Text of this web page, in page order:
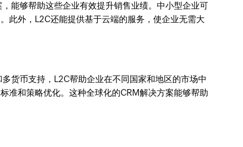
能够帮助这些企业有效提升销售业绩。中小型企业可
此外，L2C还能提供基于云端的服务，使企业无需大
货币支持，L2C帮助企业在不同国家和地区的市场中
准和策略优化。这种全球化的CRM解决方案能够帮助